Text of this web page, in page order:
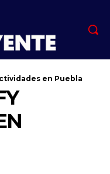
en Puebla